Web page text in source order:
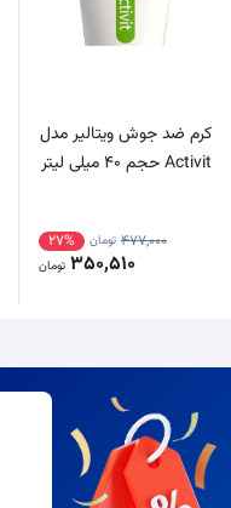
کرم ضد جوش ویتالیر مدل
Activit حجم 40 میلی لیتر
477,000 تومان 27%
350,510 تومان